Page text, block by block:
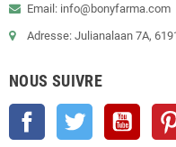
Email: info@bonyfarma.com
Adresse: Julianalaan 7A,
NOUS SUIVRE
Facebook Twitter